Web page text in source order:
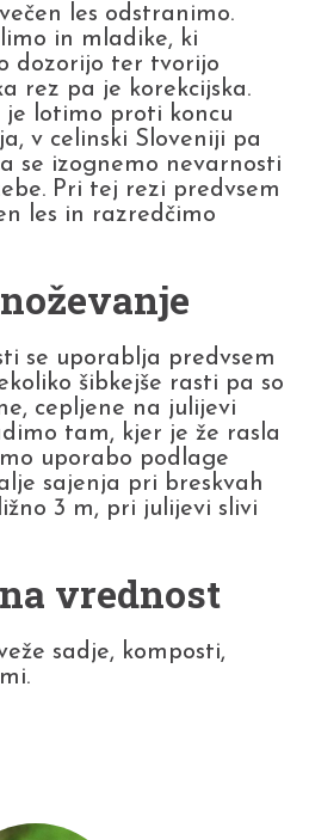
les odstranimo.
in mladike, ki
dozorijo ter tvorijo
rez pa je korekcijska.
je lotimo proti koncu
v celinski Sloveniji pa
se izognemo nevarnosti
Pri tej rezi predvsem
les in razredčimo
se uporablja predvsem
šibkejše rasti pa so
cepljene na julijevi
tam, kjer je že rasla
uporabo podlage
sajenja pri breskvah
3 m, pri julijevi slivi
vrednost
sadje, komposti,